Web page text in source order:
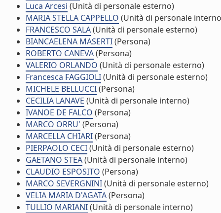
Luca Arcesi (Unità di personale esterno)
MARIA STELLA CAPPELLO (Unità di personale
FRANCESCO SALA(Unità di personale esterno)
BIANCAELENA MASERTI(Persona)
ROBERTO CANEVA(Persona)
VALERIO ORLANDO (Unità di personale esterno)
Francesca FAGGIOLI(Unità di personale esterno)
MICHELE BELLUCCI(Persona)
CECILIA LANAVE (Unità di personale interno)
IVANOE DE FALCO (Persona)
MARCO ORRU' (Persona)
MARCELLA CHIARI(Persona)
PIERPAOLO CECI(Unità di personale esterno)
GAETANO STEA(Unità di personale interno)
CLAUDIO ESPOSITO (Persona)
MARCO SEVERGNINI(Unità di personale esterno)
VELIA MARIA D'AGATA(Persona)
TULLIO MARIANI(Unità di personale interno)